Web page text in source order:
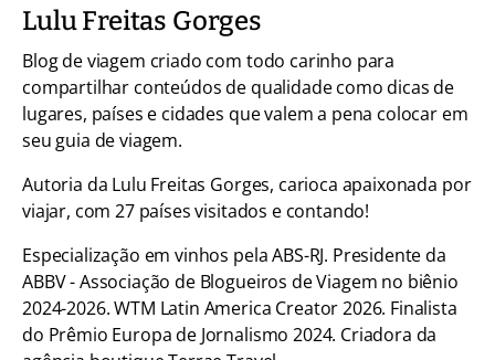
Lulu Freitas Gorges
Blog de viagem criado com todo carinho para
compartilhar conteúdos de qualidade como dicas de
lugares, países e cidades que valem a pena colocar em
seu guia de viagem.
Autoria da Lulu Freitas Gorges, carioca apaixonada por
viajar, com 27 países visitados e contando!
Especialização em vinhos pela ABS-RJ. Presidente da
ABBV - Associação de Blogueiros de Viagem no biênio
2024-2026. WTM Latin America Creator 2026. Finalista
do Prêmio Europa de Jornalismo 2024. Criadora da